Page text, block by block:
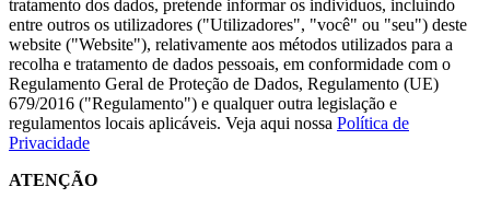
tratamento dos dados, pretende informar os indivíduos, incluindo
entre outros os utilizadores ("Utilizadores", "você" ou "seu") deste
website ("Website"), relativamente aos métodos utilizados para a
recolha e tratamento de dados pessoais, em conformidade com o
Regulamento Geral de Proteção de Dados, Regulamento (UE)
679/2016 ("Regulamento") e qualquer outra legislação e
regulamentos locais aplicáveis. Veja aqui nossa Política de
Privacidade
ATENÇÃO